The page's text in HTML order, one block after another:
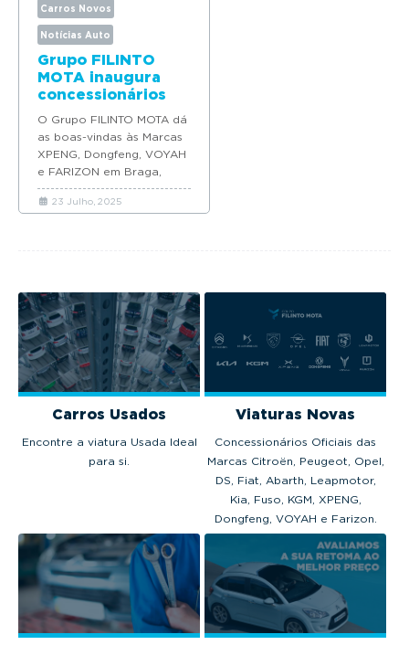
Carros Novos
Notícias Auto
Grupo FILINTO
MOTA inaugura
concessionários
Dongfeng, VOYAH
e Farizon
O Grupo FILINTO MOTA dá
as boas-vindas às Marcas
XPENG, Dongfeng, VOYAH
e FARIZON em Braga,
assinalando um momento
estratégico para a
23 Julho, 2025
Carros Usados
Encontre a viatura Usada Ideal
para si.
Viaturas Novas
Concessionários Oficiais das
Marcas Citroën, Peugeot, Opel,
DS, Fiat, Abarth, Leapmotor,
Kia, Fuso, KGM, XPENG,
Dongfeng, VOYAH e Farizon.